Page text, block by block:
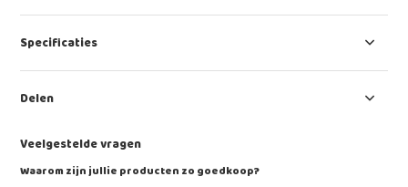
Specificaties
Delen
Veelgestelde vragen
Waarom zijn jullie producten zo goedkoop?